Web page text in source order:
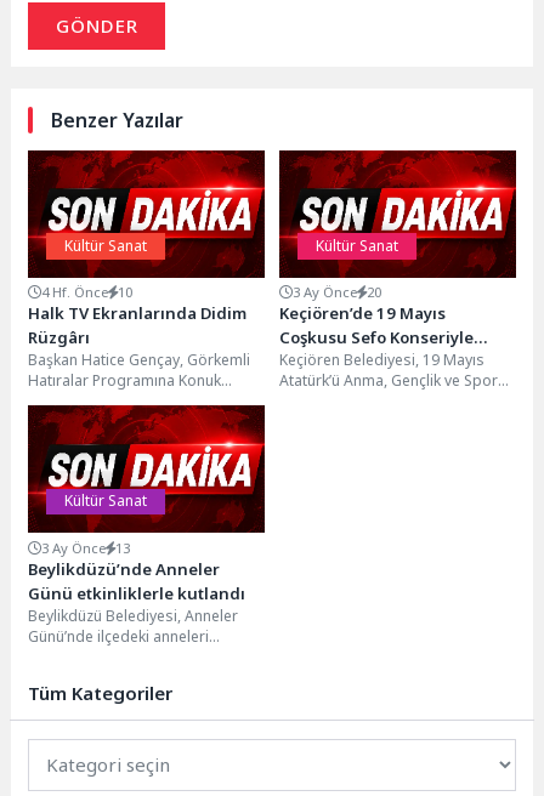
GÖNDER
Benzer Yazılar
Kültür Sanat
4 Hf. Önce 10
Halk TV Ekranlarında Didim
Rüzgârı
Başkan Hatice Gençay, Görkemli
Hatıralar Programına Konuk
OlduDidim Belediye Başkanı
Hatice Gençay, Halk TV
ekranlarında...
Kültür Sanat
3 Ay Önce 20
Keçiören’de 19 Mayıs
Coşkusu Sefo Konseriyle
Yaşanacak
Keçiören Belediyesi, 19 Mayıs
Atatürk’ü Anma, Gençlik ve Spor
Kültür Sanat
3 Ay Önce 13
Beylikdüzü’nde Anneler
Günü etkinliklerle kutlandı
Beylikdüzü Belediyesi, Anneler
Günü’nde ilçedeki anneleri
dağıtımı yapılırken kamptan...
Tüm Kategoriler